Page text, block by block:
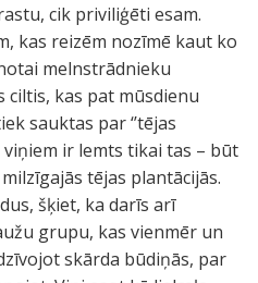
cik priviliģēti esam.
kas reizēm nozīmē kaut ko
melnstrādnieku
ciltis, kas pat mūsdienu
sauktas par ‘’tējas
viņiem ir lemts tikai tas – būt
tējas plantācijās.
šķiet, ka darīs arī
grupu, kas vienmēr un
skārda būdiņās, par